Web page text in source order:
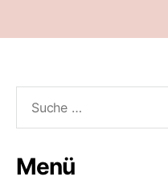
nach:
Menü